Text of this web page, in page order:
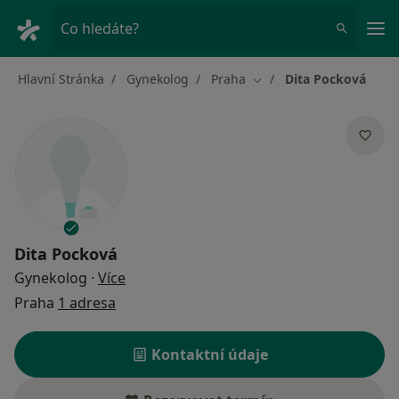
Co hledáte?
Hlavní Stránka Gynekolog Praha Změna města
Dita Pocková
Dita Pocková
Gynekolog · Více
Praha 1 adresa
Kontaktní údaje